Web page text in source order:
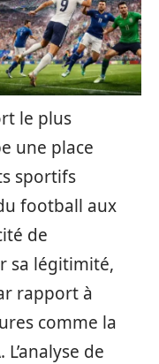
le plus
une place
sportifs
football aux
de
sa légitimité,
rapport à
comme la
de